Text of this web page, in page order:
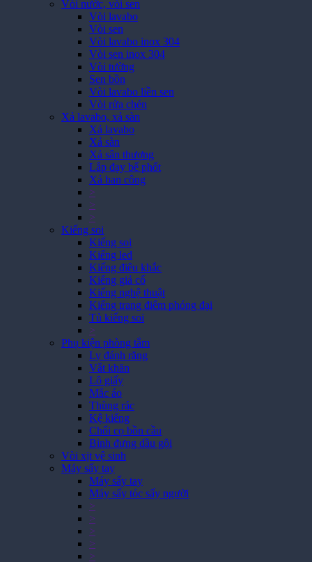
Vòi nước, vòi sen
Vòi lavabo
Vòi sen
Vòi lavabo inox 304
Vòi sen inox 304
Vòi tường
Sen bồn
Vòi lavabo liền sen
Vòi rửa chén
Xả lavabo, xả sàn
Xả lavabo
Xả sàn
Xả sân thượng
Lắp đạy bể phốt
Xả ban công
>
>
>
Kiếng soi
Kiếng soi
Kiếng led
Kiếng điêu khắc
Kiếng giả cổ
Kiếng nghệ thuật
Kiếng trang điểm phóng đại
Tủ kiếng soi
>
Phụ kiện phòng tắm
Ly đánh răng
Vắt khăn
Lô giấy
Mắc áo
Thùng rác
Kệ kiếng
Chổi cọ bồn cầu
Bình đựng dầu gội
Vòi xịt vệ sinh
Máy sấy tay
Máy sấy tay
Máy sấy tóc sấy người
>
>
>
>
>